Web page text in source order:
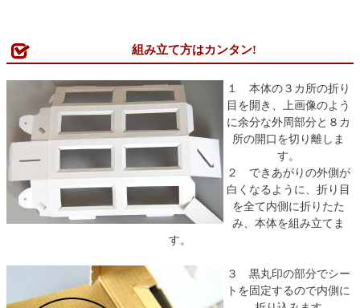
組み立て方はカンタン!
１ 本体の３カ所の折り
目を開き、上画像のよう
に余分な外周部分と８カ
所の開口を切り離しま
す。
２ できあがりの外側が
白くなるように、折り目
を全て内側に折りたた
み、本体を組み立てま
す。
３ 黒丸印の部分でシー
トを固定するので内側に